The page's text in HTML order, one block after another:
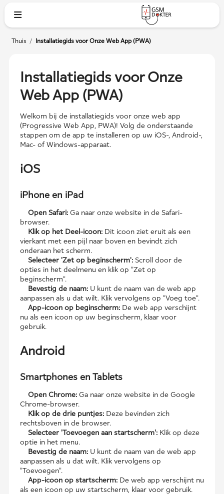
Thuis / Installatiegids voor Onze Web App (PWA)
Installatiegids voor Onze
Web App (PWA)
Welkom bij de installatiegids voor onze web app
(Progressive Web App, PWA)! Volg de onderstaande
stappen om de app te installeren op uw iOS-, Android-,
Mac- of Windows-apparaat.
iOS
iPhone en iPad
Open Safari:Ga naar onze website in de Safari-
browser.
Klik op het Deel-icoon:Dit icoon ziet eruit als een
vierkant met een pijl naar boven en bevindt zich
onderaan het scherm.
Selecteer 'Zet op beginscherm': Scroll door de
opties in het deelmenu en klik op "Zet op
beginscherm".
Bevestig de naam:U kunt de naam van de web app
aanpassen als u dat wilt. Klik vervolgens op "Voeg toe".
App-icoon op beginscherm:De web app verschijnt
nu als een icoon op uw beginscherm, klaar voor
gebruik.
Android
Smartphones en Tablets
Open Chrome: Ga naar onze website in de Google
Chrome-browser.
Klik op de drie puntjes: Deze bevinden zich
rechtsboven in de browser.
Selecteer 'Toevoegen aan startscherm': Klik op deze
optie in het menu.
Bevestig de naam: U kunt de naam van de web app
aanpassen als u dat wilt. Klik vervolgens op
"Toevoegen".
App-icoon op startscherm:De web app verschijnt nu
als een icoon op uw startscherm, klaar voor gebruik.